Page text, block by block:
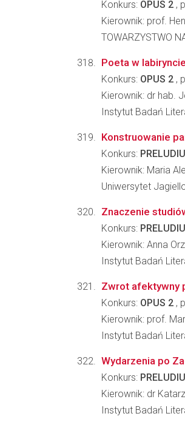
Konkurs: OPUS 2 ,
Kierownik: prof.
TOWARZYSTWO
Poeta w
Konkurs: OPUS 2 ,
Kierownik: dr hab.
Instytut Badań
Konstruowanie
Konkurs:
Kierownik: Maria
Uniwersytet
Znaczenie
Konkurs:
Kierownik: Anna
Instytut Badań
Zwrot afektywny
Konkurs: OPUS 2 ,
Kierownik: prof.
Instytut Badań
Wydarzenia po
Konkurs:
Kierownik: dr
Instytut Badań